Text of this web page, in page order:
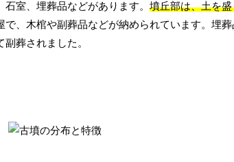
室、埋葬品などがあります。 墳丘部は、土を
で、木棺や副葬品などが納められています。埋
葬されました。